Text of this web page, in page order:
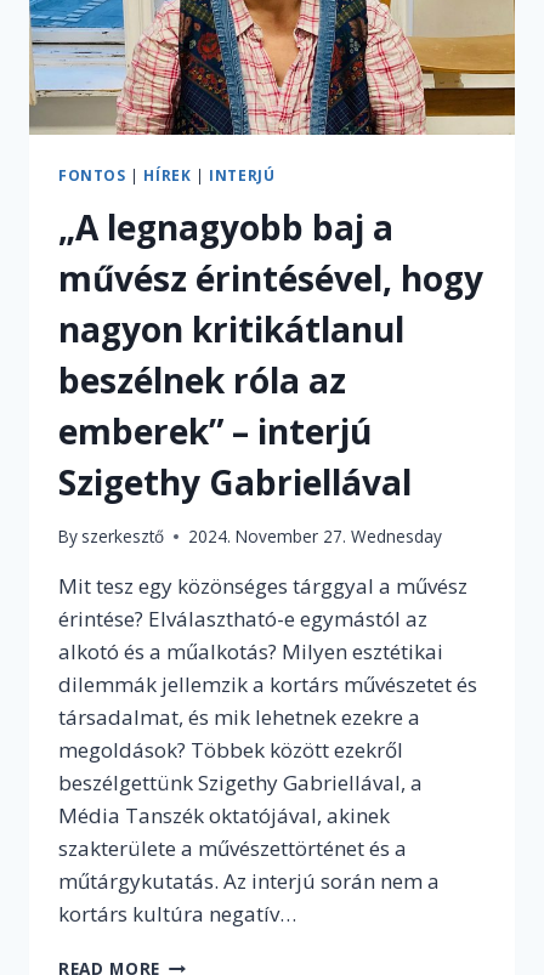
FONTOS | HÍREK | INTERJÚ
„A legnagyobb baj a
művész érintésével, hogy
nagyon kritikátlanul
beszélnek róla az
emberek” – interjú
Szigethy Gabriellával
By szerkesztő 2024. November 27. Wednesday
Mit tesz egy közönséges tárggyal a művész
érintése? Elválasztható-e egymástól az
alkotó és a műalkotás? Milyen esztétikai
dilemmák jellemzik a kortárs művészetet és
társadalmat, és mik lehetnek ezekre a
megoldások? Többek között ezekről
beszélgettünk Szigethy Gabriellával, a
Média Tanszék oktatójával, akinek
szakterülete a művészettörténet és a
műtárgykutatás. Az interjú során nem a
kortárs kultúra negatív…
READ MORE „A